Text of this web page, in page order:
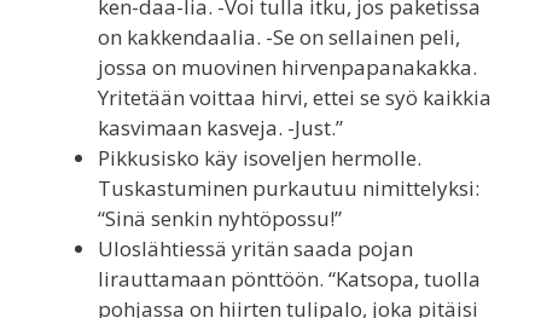
ken-daa-lia. -Voi tulla itku, jos paketissa
on kakkendaalia. -Se on sellainen peli,
jossa on muovinen hirvenpapanakakka.
Yritetään voittaa hirvi, ettei se syö kaikkia
kasvimaan kasveja. -Just.”
Pikkusisko käy isoveljen hermolle.
Tuskastuminen purkautuu nimittelyksi:
“Sinä senkin nyhtöpossu!”
Uloslähtiessä yritän saada pojan
lirauttamaan pönttöön. “Katsopa, tuolla
pohjassa on hiirten tulipalo, joka pitäisi